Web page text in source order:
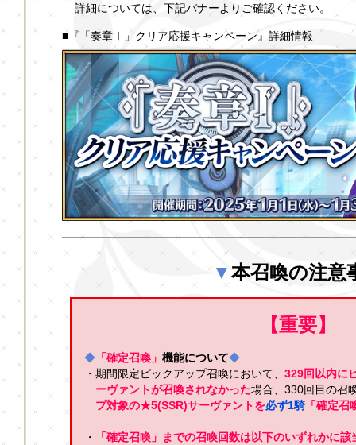
詳細については、下記バナーよりご確認ください。
■『「奏章Ⅰ」クリア応援キャンペーン』詳細情報
▼本召喚の注意
【重要】
◆ 「確定召喚」 機能について◆
・期間限定ピックアップ召喚において、 329回以内に
ーヴァントが召喚されなかった場合、330回目の召
プ対象の★5(SSR)サーヴァントを必ず1騎「確定召
・
「確定召喚」までの召喚回数は以下のいずれかに